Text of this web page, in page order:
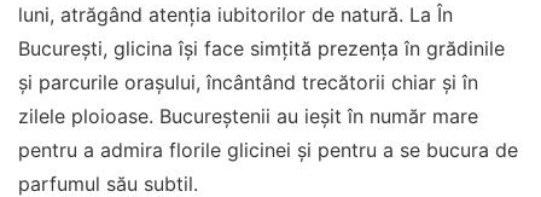
luni, atrăgând atenția iubitorilor de natură. La În
București, glicina își face simțită prezența în grădinile
și parcurile orașului, încântând trecătorii chiar și în
zilele ploioase. Bucureștenii au ieșit în număr mare
pentru a admira florile glicinei și pentru a se bucura de
parfumul său subtil.